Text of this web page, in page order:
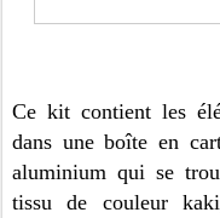
Ce kit contient les
dans une boîte en
aluminium qui se
tissu de couleur